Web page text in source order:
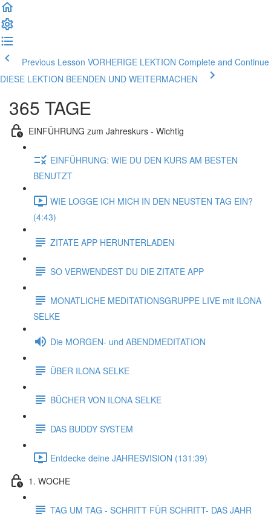
Previous Lesson VORHERIGE LEKTION Complete and Continue
DIESE LEKTION BEENDEN UND WEITERMACHEN
365 TAGE
EINFÜHRUNG zum Jahreskurs - Wichtig
EINFÜHRUNG: WIE DU DEN KURS AM BESTEN
BENUTZT
WIE LOGGE ICH MICH IN DEN NEUSTEN TAG EIN?
(4:43)
ZITATE APP HERUNTERLADEN
SO VERWENDEST DU DIE ZITATE APP
MONATLICHE MEDITATIONSGRUPPE LIVE mit ILONA
SELKE
Die MORGEN- und ABENDMEDITATION
ÜBER ILONA SELKE
BÜCHER VON ILONA SELKE
DAS BUDDY SYSTEM
Entdecke deine JAHRESVISION (131:39)
1. WOCHE
TAG UM TAG - SCHRITT FÜR SCHRITT- DAS JAHR